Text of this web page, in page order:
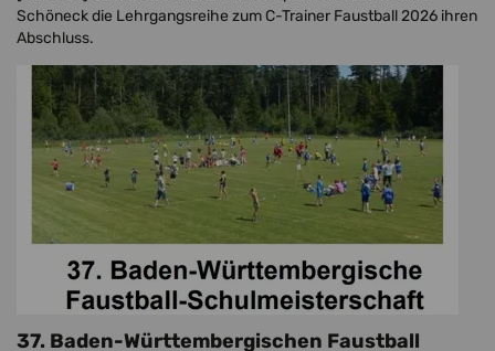
Schöneck die Lehrgangsreihe zum C-Trainer Faustball 2026 ihren
Abschluss.
37. Baden-Württembergischen Faustball